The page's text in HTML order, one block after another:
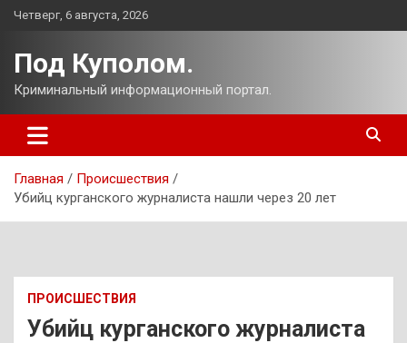
Перейти
Четверг, 6 августа, 2026
Под Куполом.
Криминальный информационный портал.
Главная
Происшествия
Убийц курганского журналиста нашли через 20 лет
ПРОИСШЕСТВИЯ
Убийц курганского журналиста